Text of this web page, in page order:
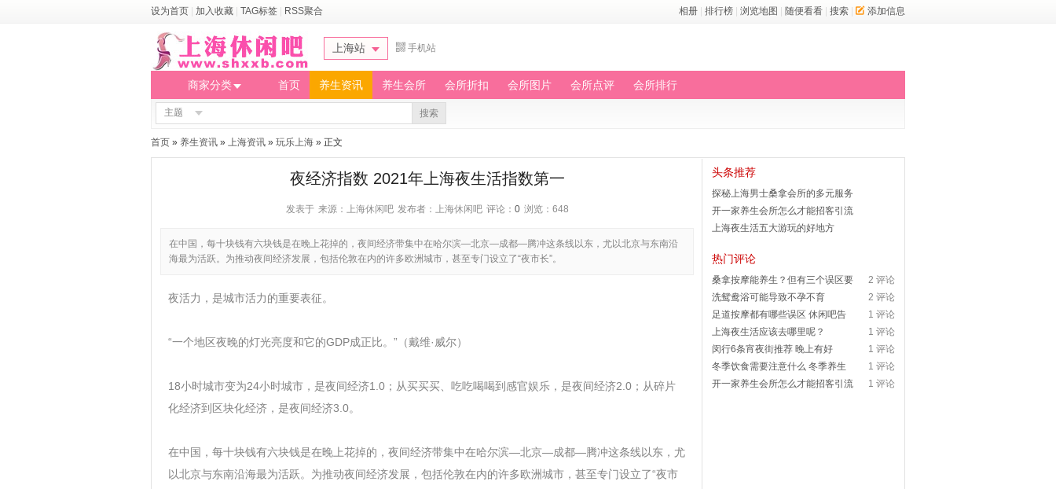
设为首页 加入收藏 TAG标签 RSS聚合 相册 排行榜 浏览地图 随便看看 搜索 添加信息
上海站 手机站
商家分类 首页 养生资讯 养生会所 会所折扣 会所图片 会所点评 会所排行
主题 搜索
首页 » 养生资讯 » 上海资讯 » 玩乐上海 » 正文
夜经济指数 2021年上海夜生活指数第一
发表于 来源：上海休闲吧 发布者：上海休闲吧 评论： 0 浏览：648
在中国，每十块钱有六块钱是在晚上花掉的，夜间经济带集中在哈尔滨—北京—成都—腾冲这条线以东，尤以北京与东南沿
海最为活跃。为推动夜间经济发展，包括伦敦在内的许多欧洲城市，甚至专门设立了“夜市长”。
夜活力，是城市活力的重要表征。
“一个地区夜晚的灯光亮度和它的GDP成正比。”（戴维·威尔）
18小时城市变为24小时城市，是夜间经济1.0；从买买买、吃吃喝喝到感官娱乐，是夜间经济2.0；从碎片
化经济到区块化经济，是夜间经济3.0。
在中国，每十块钱有六块钱是在晚上花掉的，夜间经济带集中在哈尔滨—北京—成都—腾冲这条线以东，尤
以北京与东南沿海最为活跃。为推动夜间经济发展，包括伦敦在内的许多欧洲城市，甚至专门设立了“夜市
头条推荐
探秘上海男士桑拿会所的多元服务
开一家养生会所怎么才能招客引流
上海夜生活五大游玩的好地方
热门评论
2 评论
桑拿按摩能养生？但有三个误区要
2 评论
洗鸳鸯浴可能导致不孕不育
1 评论
足道按摩都有哪些误区 休闲吧告
1 评论
上海夜生活应该去哪里呢？
1 评论
闵行6条宵夜街推荐 晚上有好
1 评论
冬季饮食需要注意什么 冬季养生
1 评论
开一家养生会所怎么才能招客引流